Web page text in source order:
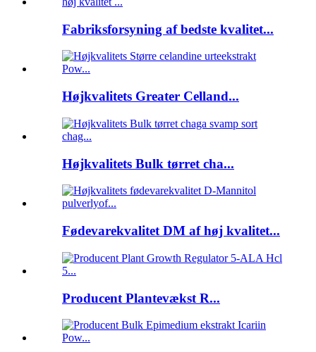
Fabriksforsyning af bedste kvalitet...
Højkvalitets Greater Celland...
Højkvalitets Bulk tørret cha...
Fødevarekvalitet DM af høj kvalitet...
Producent Plantevækst R...